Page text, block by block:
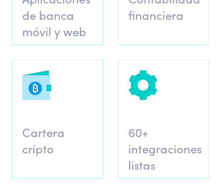
de banca
móvil y web
financiera
Cartera
cripto
60+
integraciones
listas